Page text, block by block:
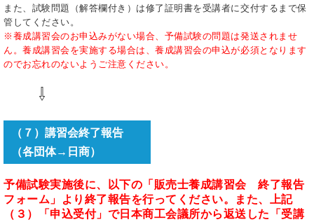
また、試験問題（解答欄付き）は修了証明書を受講者に交付するまで保
管してください。
※養成講習会のお申込みがない場合、予備試験の問題は発送されませ
ん。養成講習会を実施する場合は、養成講習会の申込が必須となります
のでお忘れのないようご注意ください。
⇩
（７）講習会終了報告
（各団体→日商）
予備試験実施後に、以下の「販売士養成講習会 終了報告
フォーム」より終了報告を行ってください。また、上記
（３）「申込受付」で日本商工会議所から返送した「受講